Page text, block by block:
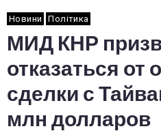
Новини Політика
МИД КНР
отказаться от
сделки с
млн долларов